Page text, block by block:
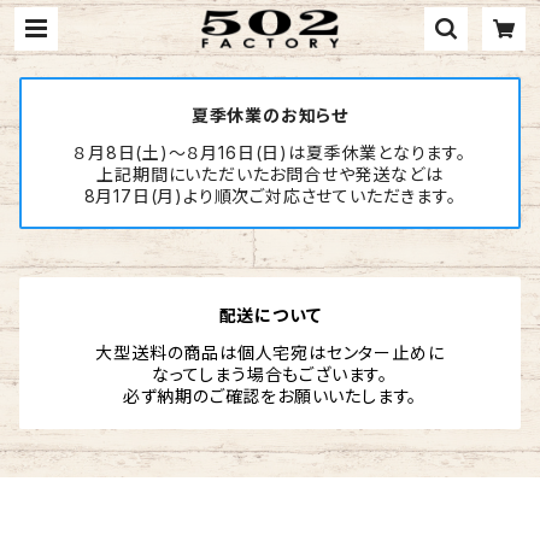
夏季休業のお知らせ
８月8日(土)～８月16日(日)は夏季休業となります。
上記期間にいただいたお問合せや発送などは
8月17日(月)より順次ご対応させていただきます。
配送について
大型送料の商品は個人宅宛はセンター止めに
なってしまう場合もございます。
必ず納期のご確認をお願いいたします。